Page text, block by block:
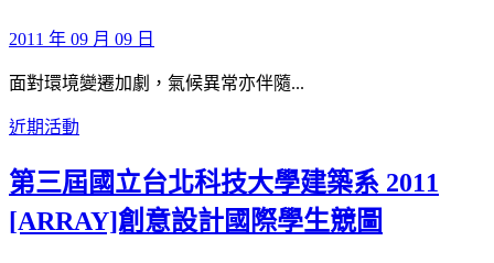
2011 年 09 月 09 日
面對環境變遷加劇，氣候異常亦伴隨...
近期活動
第三屆國立台北科技大學建築系 2011
[ARRAY]創意設計國際學生競圖